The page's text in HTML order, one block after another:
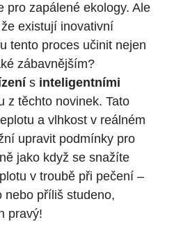
pro zapálené ekology. Ale
existují inovativní
tento proces učinit ⁢nejen
zábavnějším?
s inteligentními
z těchto novinek. Tato
a vlhkost v reálném
upravit podmínky pro
⁢jako když se snažíte
v troubě⁤ při pečení –
nebo příliš studeno,
pravý!